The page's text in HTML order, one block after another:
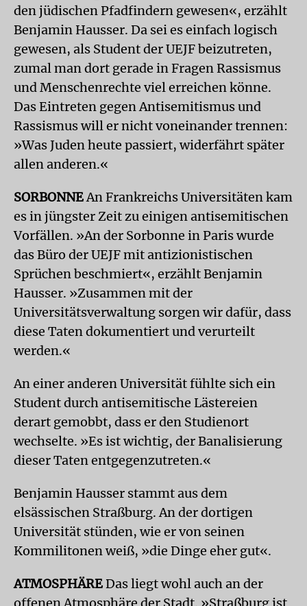
den jüdischen Pfadfindern gewesen«, erzählt
Benjamin Hausser. Da sei es einfach logisch
gewesen, als Student der UEJF beizutreten,
zumal man dort gerade in Fragen Rassismus
und Menschenrechte viel erreichen könne.
Das Eintreten gegen Antisemitismus und
Rassismus will er nicht voneinander trennen:
»Was Juden heute passiert, widerfährt später
allen anderen.«
SORBONNEAn Frankreichs Universitäten kam
es in jüngster Zeit zu einigen antisemitischen
Vorfällen. »An der Sorbonne in Paris wurde
das Büro der UEJF mit antizionistischen
Sprüchen beschmiert«, erzählt Benjamin
Hausser. »Zusammen mit der
Universitätsverwaltung sorgen wir dafür, dass
diese Taten dokumentiert und verurteilt
werden.«
An einer anderen Universität fühlte sich ein
Student durch antisemitische Lästereien
derart gemobbt, dass er den Studienort
wechselte. »Es ist wichtig, der Banalisierung
dieser Taten entgegenzutreten.«
Benjamin Hausser stammt aus dem
elsässischen Straßburg. An der dortigen
Universität stünden, wie er von seinen
Kommilitonen weiß, »die Dinge eher gut«.
ATMOSPHÄREDas liegt wohl auch an der